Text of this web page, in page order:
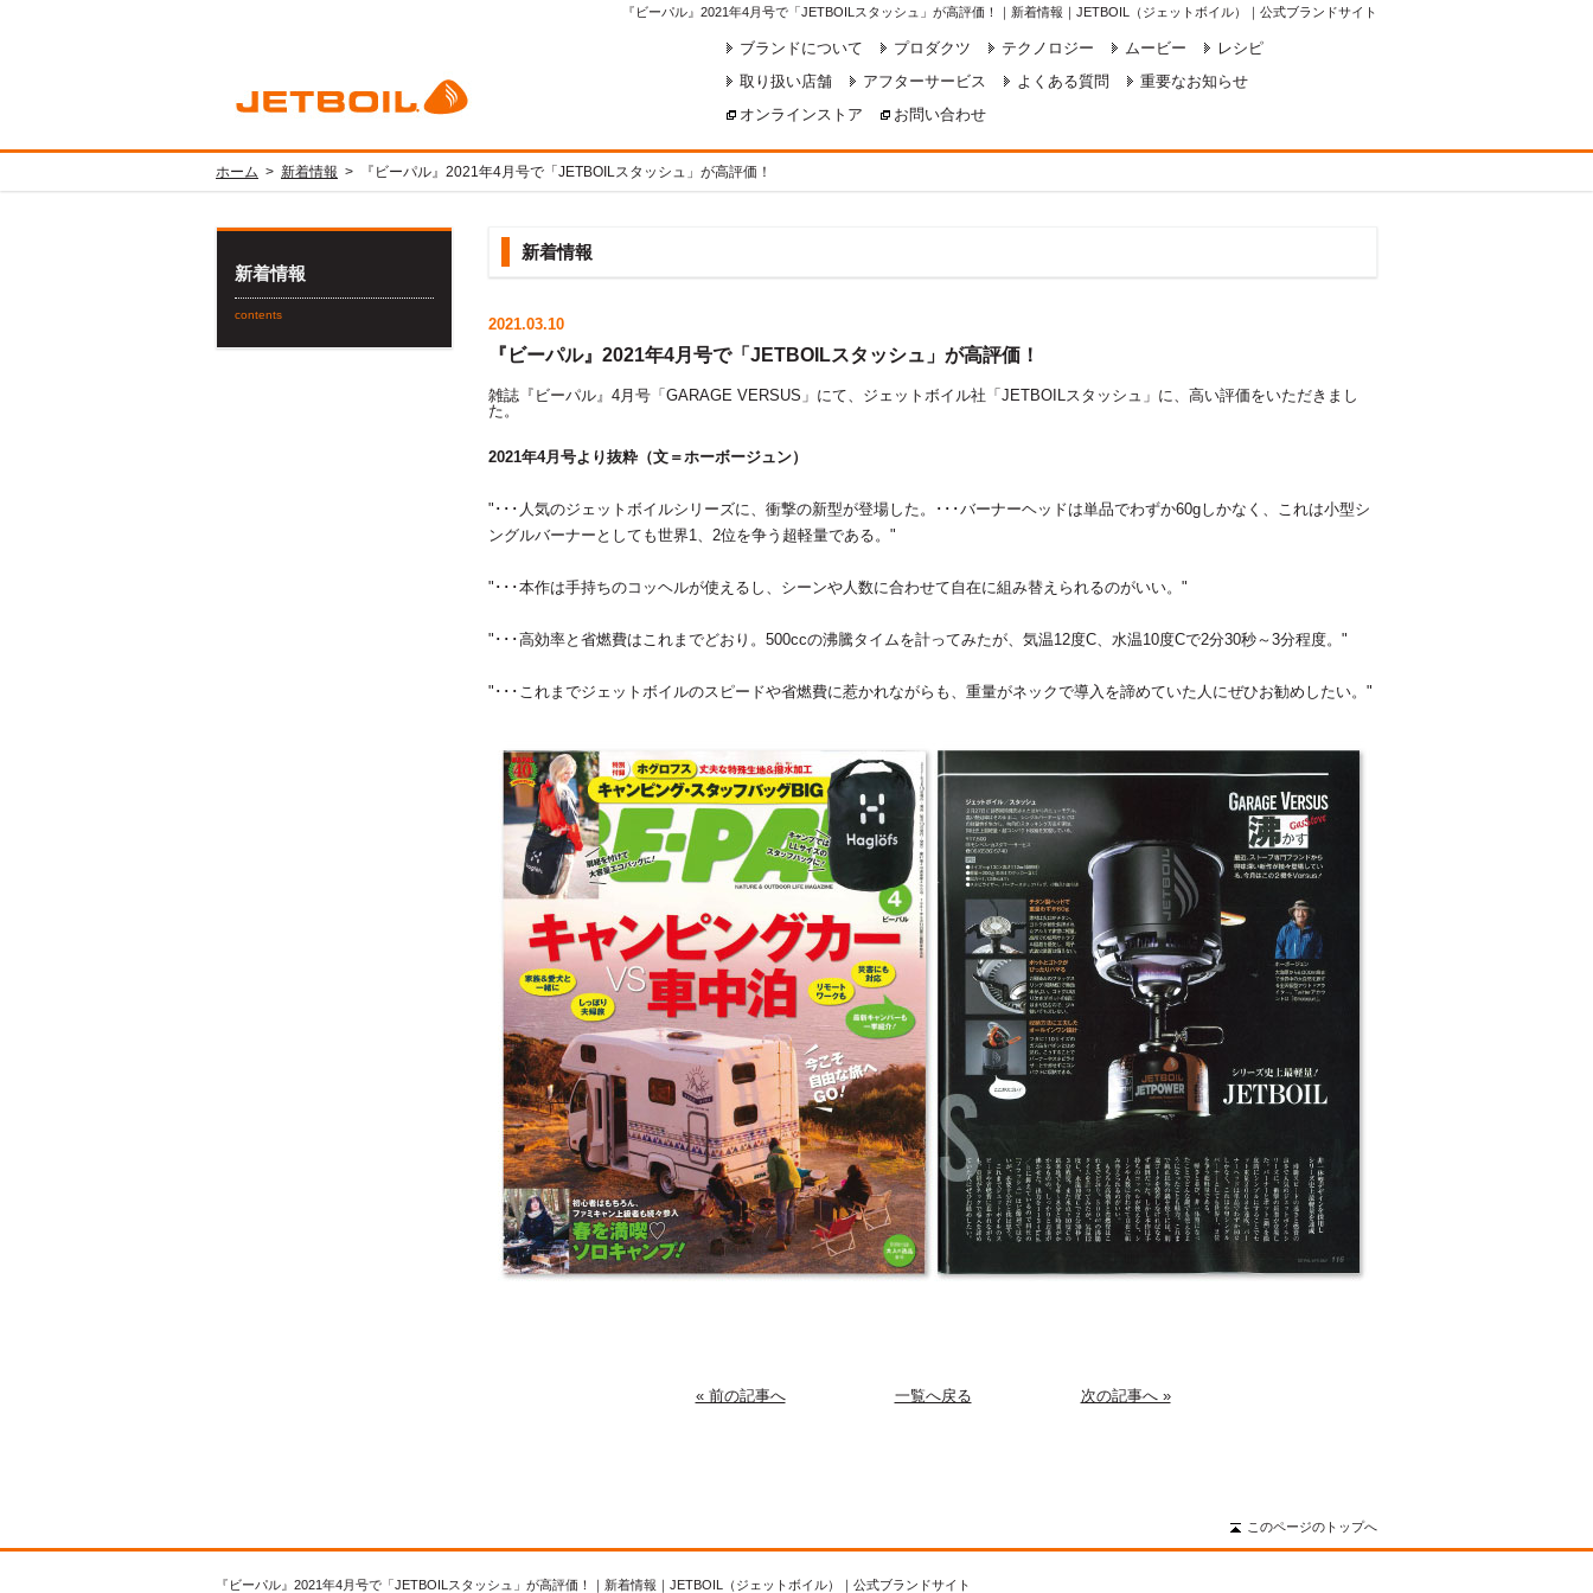
『ビーパル』2021年4月号で「JETBOILスタッシュ」が高評価！｜新着情報｜JETBOIL（ジェットボイル）｜公式ブランドサイト
ブランドについて プロダクツ テクノロジー ムービー
レシピ
取り扱い店舗
アフターサービス よくある質問
重要なお知らせ
オンラインストア
お問い合わせ
ホーム > 新着情報 > 『ビーパル』2021年4月号で「JETBOILスタッシュ」が高評価！
新着情報
2021.03.10
『ビーパル』2021年4月号で「JETBOILスタッシュ」が高評価！
雑誌『ビーパル』4月号「GARAGE VERSUS」にて、ジェットボイル社「JETBOILスタッシュ」に、高い評価をいただきまし
た。
2021年4月号より抜粋（文＝ホーボージュン）
"･･･人気のジェットボイルシリーズに、衝撃の新型が登場した。･･･バーナーヘッドは単品でわずか60gしかなく、これは小型シ
ングルバーナーとしても世界1、2位を争う超軽量である。"
"･･･本作は手持ちのコッヘルが使えるし、シーンや人数に合わせて自在に組み替えられるのがいい。"
"･･･高効率と省燃費はこれまでどおり。500ccの沸騰タイムを計ってみたが、気温12度C、水温10度Cで2分30秒～3分程度。"
"･･･これまでジェットボイルのスピードや省燃費に惹かれながらも、重量がネックで導入を諦めていた人にぜひお勧めしたい。"
« 前の記事へ 一覧へ戻る 次の記事へ »
新着情報
contents
このページのトップへ
『ビーパル』2021年4月号で「JETBOILスタッシュ」が高評価！｜新着情報｜JETBOIL（ジェットボイル）｜公式ブランドサイト